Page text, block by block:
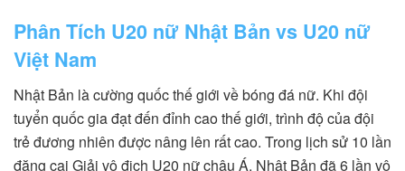
Phân Tích U20 nữ Nhật Bản vs U20 nữ
Việt Nam
Nhật Bản là cường quốc thế giới về bóng đá nữ. Khi đội
tuyển quốc gia đạt đến đỉnh cao thế giới, trình độ của đội
trẻ đương nhiên được nâng lên rất cao. Trong lịch sử 10 lần
đăng cai Giải vô địch U20 nữ châu Á, Nhật Bản đã 6 lần vô